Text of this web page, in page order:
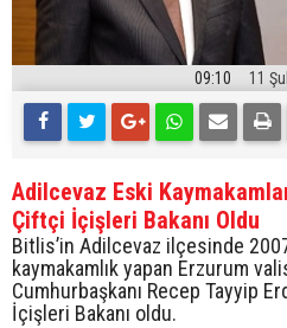
09:10 11
Adilcevaz Eski
Çiftçi İçişleri Bakanı Oldu
Bitlis’in Adilcevaz ilçesinde
kaymakamlık yapan Erzurum
Cumhurbaşkanı Recep Tayyip
İçişleri Bakanı oldu.